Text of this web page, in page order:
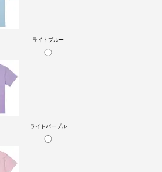
ライトブルー
ライトパープル